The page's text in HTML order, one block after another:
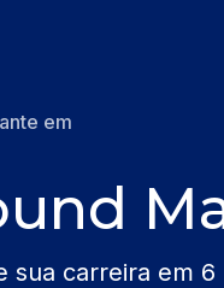
em
sua carreira em